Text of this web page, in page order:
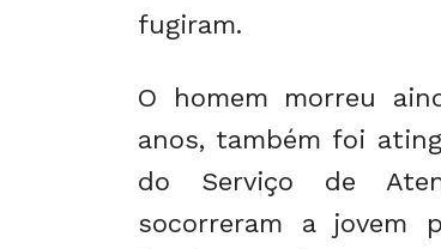
fugiram.
O homem morreu
anos, também foi
do Serviço de
socorreram a jovem